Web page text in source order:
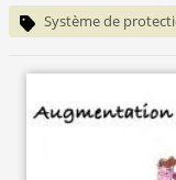
Système de